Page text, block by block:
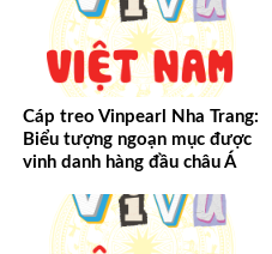
Cáp treo Vinpearl Nha Trang:
Biểu tượng ngoạn mục được
vinh danh hàng đầu châu Á